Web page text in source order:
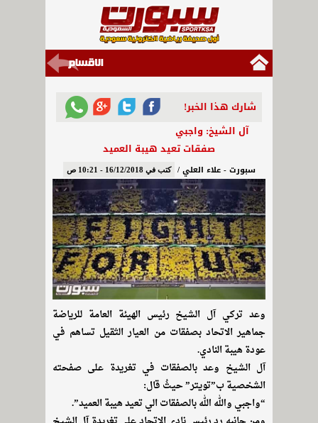
شارك هذا الخبر!
آل الشيخ: واجبي
صفقات تعيد هيبة العميد
سبورت - علاء العلي / كتب في 16/12/2018 - 10:21 ص
وعد تركي آل الشيخ رئيس الهيئة العامة للرياضة
جماهير الاتحاد بصفقات من العيار الثقيل تساهم في
عودة هيبة النادي.
آل الشيخ وعد بالصفقات في تغريدة على صفحته
الشخصية ب”تويتر” حيثُ قال:
“واجبي والله الله بالصفقات الي تعيد هيبة العميد”.